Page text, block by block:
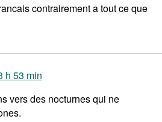
contrairement a tout ce que
h 53 min
vers des nocturnes qui ne